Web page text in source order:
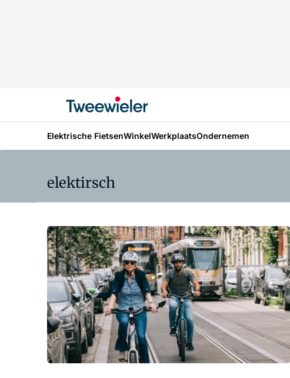
Elektrische FietsenWinkelWerkplaatsOndernemen
elektirsch